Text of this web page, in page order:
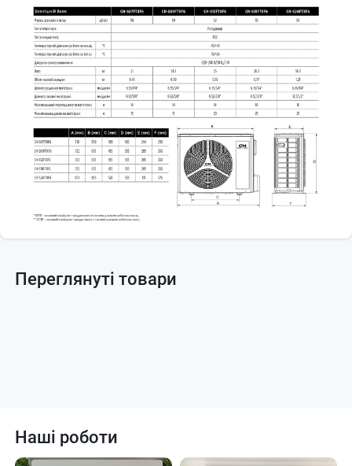
Переглянуті товари
Наші роботи